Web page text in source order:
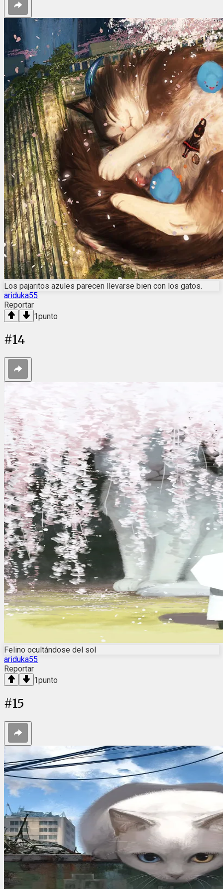
Los pajaritos azules parecen llevarse bien con los gatos.
ariduka55
Reportar
1punto
#14
Felino ocultándose del sol
ariduka55
Reportar
1punto
#15